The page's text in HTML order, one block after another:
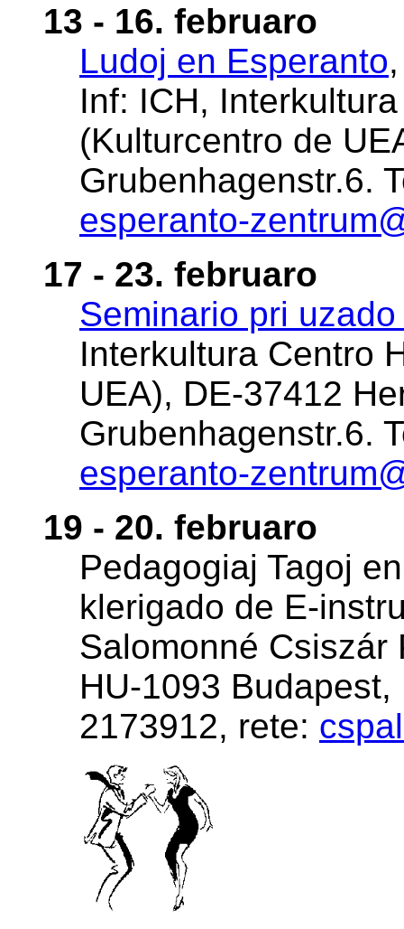
13 - 16. februaro
Ludoj en Esperanto
Inf: ICH,
(Kulturcentro de
Grubenhagenstr.6.
esperanto-
17 - 23. februaro
Seminario pri
Interkultura Centro
UEA), DE-37412
Grubenhagenstr.6.
esperanto-
19 - 20. februaro
Pedagogiaj Tagoj
klerigado de E-
Salomonné Csiszár
HU-1093
2173912, rete: